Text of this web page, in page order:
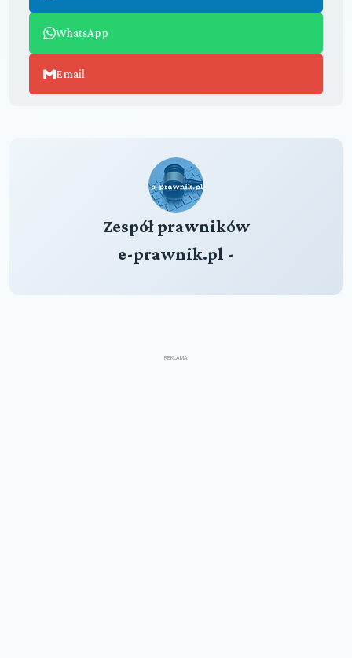
WhatsApp
Email
Zespół prawników
e-prawnik.pl -
REKLAMA